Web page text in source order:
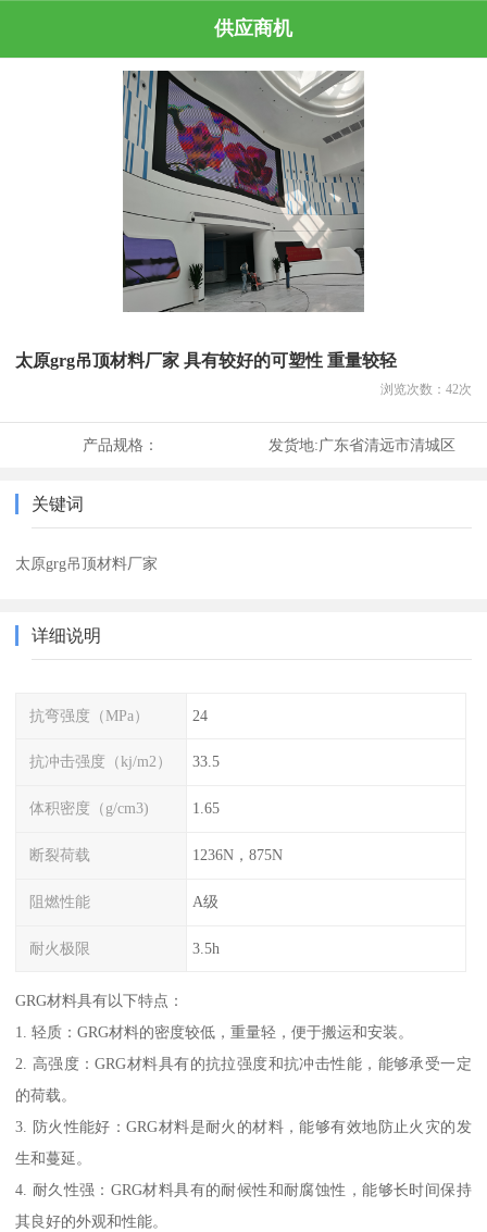
供应商机
太原grg吊顶材料厂家 具有较好的可塑性 重量较轻
浏览次数： 42次
产品规格： 发货地:广东省清远市清城区
关键词
太原grg吊顶材料厂家
详细说明
抗弯强度（MPa） 24
抗冲击强度（kj/m2） 33.5
体积密度（g/cm3) 1.65
断裂荷载 1236N，875N
阻燃性能 A级
耐火极限 3.5h
GRG材料具有以下特点：
1. 轻质：GRG材料的密度较低，重量轻，便于搬运和安装。
2. 高强度：GRG材料具有的抗拉强度和抗冲击性能，能够承受一定
的荷载。
3. 防火性能好：GRG材料是耐火的材料，能够有效地防止火灾的发
生和蔓延。
4. 耐久性强：GRG材料具有的耐候性和耐腐蚀性，能够长时间保持
其良好的外观和性能。